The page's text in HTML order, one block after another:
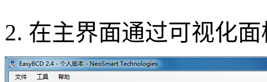
2. 在主界面通过可视化